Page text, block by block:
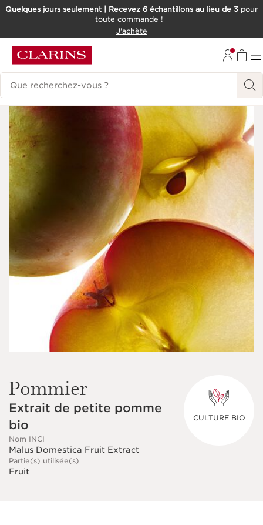
ALLER AU CONTENU
Quelques jours seulement | Recevez 6 échantillons au lieu de 3 pour
toute commande !
J'achète
Historique des recherches
Pommier
Extrait de petite pomme
bio
Nom INCI
Malus Domestica Fruit Extract
Partie(s) utilisée(s)
Fruit
CULTURE BIO